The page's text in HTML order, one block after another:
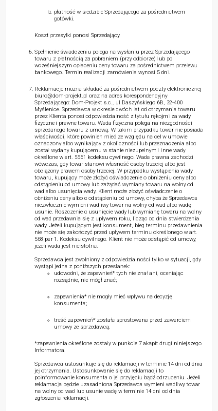
płatność w siedzibie Sprzedającego za pośrednictwem
gotówki.
Koszt przesyłki ponosi Sprzedający.
Spełnienie świadczeniu polega na wysłaniu przez Sprzedającego
towaru z płatnością za pobraniem (przy odbiorze) lub po
wcześniejszym opłaceniu ceny towaru za pośrednictwem przelewu
bankowego. Termin realizacji zamówienia wynosi 5 dni.
Reklamacje można składać za pośrednictwem poczty elektronicznej
biuro@dom-projekt.pl oraz na adres korespondencyjny
Sprzedającego: Dom-Projekt s.c., ul Daszyńskiego 6B, 32-400
Myślenice. Sprzedawca w okresie dwóch lat od otrzymania towaru
przez Klienta ponosi odpowiedzialność z tytułu rękojmi za wady
fizyczne i prawne towaru. Wada fizyczna polega na niezgodności
sprzedanego towaru z umową. W takim przypadku towar nie posiada
właściwości, które powinien mieć ze względu na cel w umowie
oznaczony albo wynikający z okoliczności lub przeznaczenia albo
został wydany kupującemu w stanie niezupełnym i inne wady
określone w art. 5561 kodeksu cywilnego. Wada prawna zachodzi
wówczas, gdy towar stanowi własność osoby trzeciej albo jest
obciążony prawem osoby trzeciej. W przypadku wystąpienia wady
towaru, kupujący może złożyć oświadczenie o obniżeniu ceny albo
odstąpieniu od umowy lub zażądać wymiany towaru na wolny od
wad albo usunięcia wady. Klient może złożyć oświadczenie o
obniżeniu ceny albo o odstąpieniu od umowy, chyba że Sprzedawca
niezwłocznie wymieni wadliwy towar na wolny od wad albo wadę
usunie. Roszczenie o usunięcie wady lub wymianę towaru na wolny
od wad przedawnia się z upływem roku, licząc od dnia stwierdzenia
wady. Jeżeli kupującym jest konsument, bieg terminu przedawnienia
nie może się zakończyć przed upływem terminu określonego w art.
568 par 1. Kodeksu cywilnego. Klient nie może odstąpić od umowy,
jeżeli wada jest nieistotna.
Sprzedawca jest zwolniony z odpowiedzialności tylko w sytuacji, gdy
wystąpi jedna z poniższych przesłanek:
udowodni, że zapewnień* tych nie znał ani, oceniając
rozsądnie, nie mógł znać;
zapewnienia* nie mogły mieć wpływu na decyzję
konsumenta;
treść zapewnień* została sprostowana przed zawarciem
umowy ze sprzedawcą.
*zapewnienia określone zostały w punkcie 7 akapit drugi niniejszego
Informatora.
Sprzedawca ustosunkuje się do reklamacji w terminie 14 dni od dnia
jej otrzymania. Ustosunkowanie się do reklamacji to
poinformowanie konsumenta o jej przyjęciu bądź odrzuceniu. Jeżeli
reklamacja będzie uzasadniona Sprzedawca wymieni wadliwy towar
na wolny od wad lub usunie wadę w terminie 14 dni od dnia
zgłoszenia reklamacji.